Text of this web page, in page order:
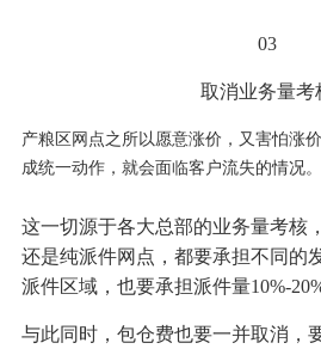
03
取消业务量考
产粮区网点之所以愿意涨价，又害怕涨
成统一动作，就会面临客户流失的情况。
这一切源于各大总部的业务量考核
还是纯派件网点，都要承担不同的
派件区域，也要承担派件量10%-
与此同时，包仓费也要一并取消，